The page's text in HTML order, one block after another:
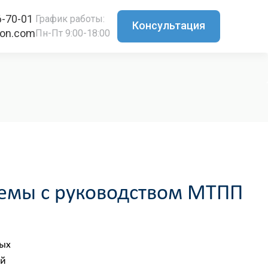
70-01 График работы:
Пн-Пт 9:00-18:00
Консультация
с руководством МТПП